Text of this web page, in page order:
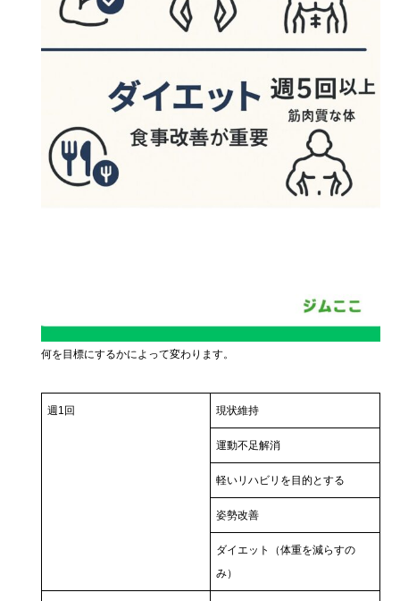
何を目標にするかによって変わります。
週1回 現状維持
運動不足解消
軽いリハビリを目的とする
姿勢改善
ダイエット（体重を減らすの
み）